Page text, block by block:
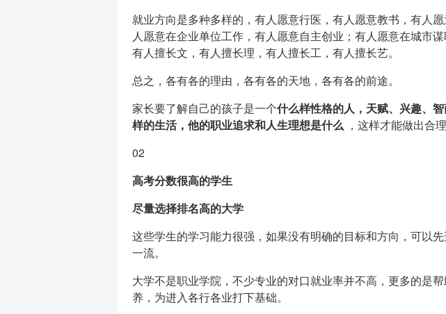
就业方向是多种多样的，有人愿意行医，有人愿意教书，有人
人愿意在企业单位工作，有人愿意自主创业；有人愿意在城市
有人擅长文，有人擅长理，有人擅长工，有人擅长艺。
总之，各有各的理由，各有各的天地，各有各的前途。
家长要了解自己的孩子是一个什么样性格的人，天赋、兴趣、
样的生活，他的职业追求和人生理想是什么，这样才能做出合理
02
高考分数很高的学生
尽量选择排名高的大学
这些学生的学习能力很强，如果没有明确的目标和方向，可以
一流。
大学不是职业学院，不少专业的对口就业率并不高，更多的是
养，为进入各行各业打下基础。